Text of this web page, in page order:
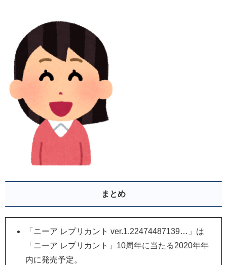
まとめ
「ニーア レプリカント ver.1.22474487139…」は
「ニーア レプリカント」10周年に当たる2020年年
内に発売予定。